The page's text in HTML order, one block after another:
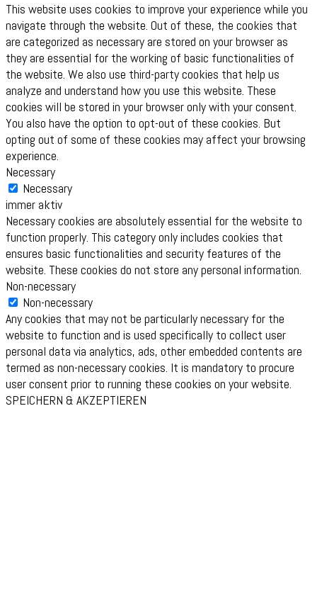
This website uses cookies to improve your experience while you
navigate through the website. Out of these, the cookies that
are categorized as necessary are stored on your browser as
they are essential for the working of basic functionalities of
the website. We also use third-party cookies that help us
analyze and understand how you use this website. These
cookies will be stored in your browser only with your consent.
You also have the option to opt-out of these cookies. But
opting out of some of these cookies may affect your browsing
experience.
Necessary
Necessary
immer aktiv
Necessary cookies are absolutely essential for the website to
function properly. This category only includes cookies that
ensures basic functionalities and security features of the
website. These cookies do not store any personal information.
Non-necessary
Non-necessary
Any cookies that may not be particularly necessary for the
website to function and is used specifically to collect user
personal data via analytics, ads, other embedded contents are
termed as non-necessary cookies. It is mandatory to procure
user consent prior to running these cookies on your website.
SPEICHERN & AKZEPTIEREN